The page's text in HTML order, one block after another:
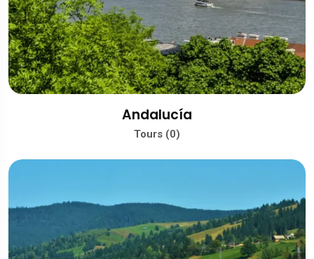
Andalucía
Tours (0)